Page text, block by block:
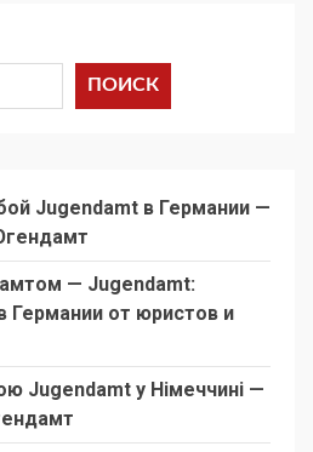
ПОИСК
Jugendamt в Германии —
— Jugendamt:
Германии от юристов и
Jugendamt у Німеччині —